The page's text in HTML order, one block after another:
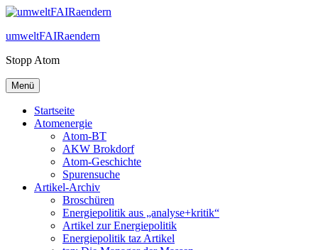
Zum
springen
umweltFAIRaendern
Stopp Atom
Menü
Startseite
Atomenergie
Atom-BT
AKW Brokdorf
Atom-Geschichte
Spurensuche
Artikel-Archiv
Broschüren
Energiepolitik aus „analyse+kritik“
Artikel zur Energiepolitik
Energiepolitik taz Artikel